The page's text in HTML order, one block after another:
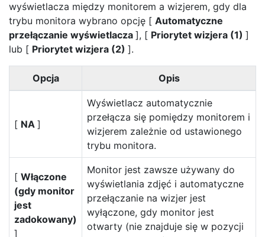
wyświetlacza między monitorem a wizjerem, gdy dla
trybu monitora wybrano opcję [ Automatyczne
przełączanie wyświetlacza ], [ Priorytet wizjera (1) ]
lub [ Priorytet wizjera (2) ].
Opcja Opis
[ NA ]
Wyświetlacz automatycznie
przełącza się pomiędzy monitorem i
wizjerem zależnie od ustawionego
trybu monitora.
[ Włączone
(gdy monitor
jest
zadokowany)
]
Monitor jest zawsze używany do
wyświetlania zdjęć i automatyczne
przełączanie na wizjer jest
wyłączone, gdy monitor jest
otwarty (nie znajduje się w pozycji